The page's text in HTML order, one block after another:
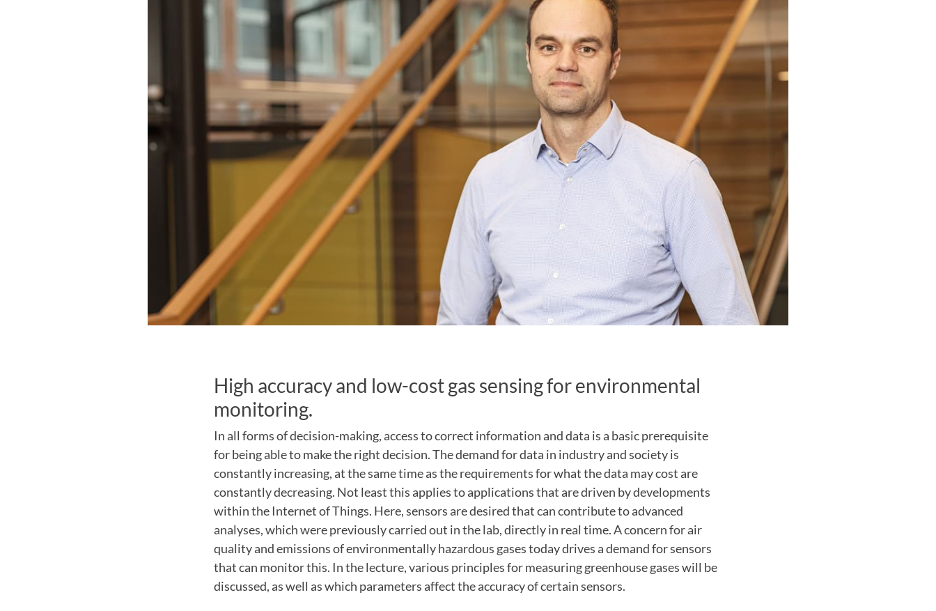
High accuracy and low-cost gas sensing for environmental
monitoring.
In all forms of decision-making, access to correct information and data is a basic prerequisite
for being able to make the right decision. The demand for data in industry and society is
constantly increasing, at the same time as the requirements for what the data may cost are
constantly decreasing. Not least this applies to applications that are driven by developments
within the Internet of Things. Here, sensors are desired that can contribute to advanced
analyses, which were previously carried out in the lab, directly in real time. A concern for air
quality and emissions of environmentally hazardous gases today drives a demand for sensors
that can monitor this. In the lecture, various principles for measuring greenhouse gases will be
discussed, as well as which parameters affect the accuracy of certain sensors.